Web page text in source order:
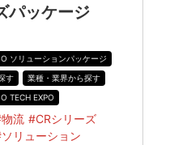
パッケージ
ソリューションパッケージ
す
業種・業界から探す
TECH EXPO
流 #CRシリーズ
リューション